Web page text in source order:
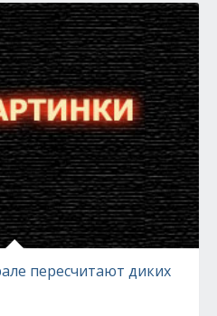
пересчитают диких